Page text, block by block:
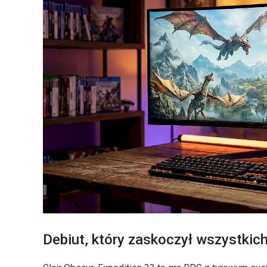
Debiut, który zaskoczył